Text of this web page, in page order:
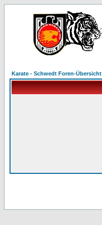
Karate - Schwedt Foren-Übersicht